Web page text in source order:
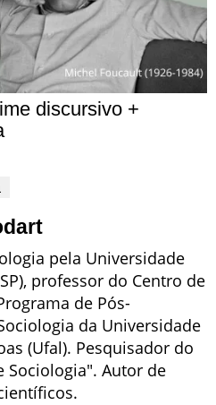
discursivo +
pela Universidade
professor do Centro de
de Pós-
da Universidade
(Ufal). Pesquisador do
Sociologia". Autor de